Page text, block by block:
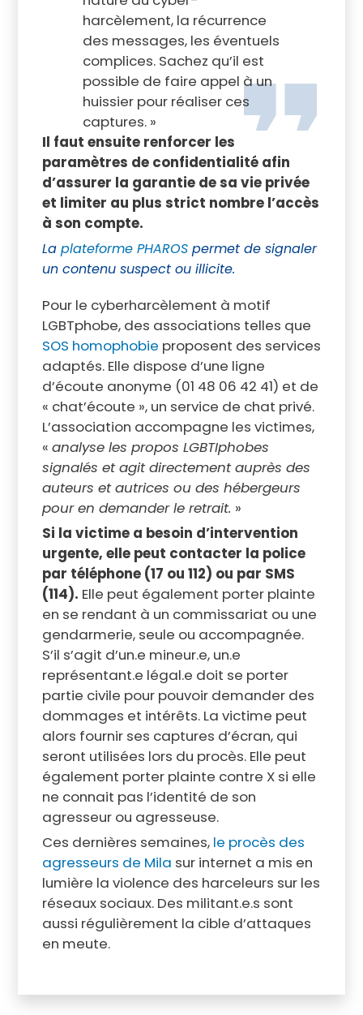
harcèlement, la récurrence
des messages, les éventuels
complices. Sachez qu’il est
possible de faire appel à un
huissier pour réaliser ces
captures. »
Il faut ensuite renforcer les
paramètres de confidentialité afin
d’assurer la garantie de sa vie privée
et limiter au plus strict nombre l’accès
à son compte.
La plateforme PHAROSpermet de signaler
un contenu suspect ou illicite.
Pour le cyberharcèlement à motif
LGBTphobe, des associations telles que
SOS homophobie proposent des services
adaptés. Elle dispose d’une ligne
d’écoute anonyme (01 48 06 42 41) et de
« chat’écoute », un service de chat privé.
L’association accompagne les victimes,
« analyse les propos LGBTIphobes
signalés et agit directement auprès des
auteurs et autrices ou des hébergeurs
pour en demander le retrait. »
Si la victime a besoin d’intervention
urgente, elle peut contacter la police
par téléphone (17 ou 112) ou par SMS
(114). Elle peut également porter plainte
en se rendant à un commissariat ou une
gendarmerie, seule ou accompagnée.
S’il s’agit d’un.e mineur.e, un.e
représentant.e légal.e doit se porter
partie civile pour pouvoir demander des
dommages et intérêts. La victime peut
alors fournir ses captures d’écran, qui
seront utilisées lors du procès. Elle peut
également porter plainte contre X si elle
ne connait pas l’identité de son
agresseur ou agresseuse.
Ces dernières semaines, le procès des
agresseurs de Mila sur internet a mis en
lumière la violence des harceleurs sur les
réseaux sociaux. Des militant.e.s sont
aussi régulièrement la cible d’attaques
en meute.